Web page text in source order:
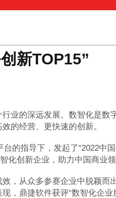
新TOP15”
业的深远发展。数智化是数
的经营、更快速的创新。
的指导下，发起了“2022中
化创新企业，助力中国商业领
，从众多参赛企业中脱颖而
，鼎捷软件获评“数智化企业